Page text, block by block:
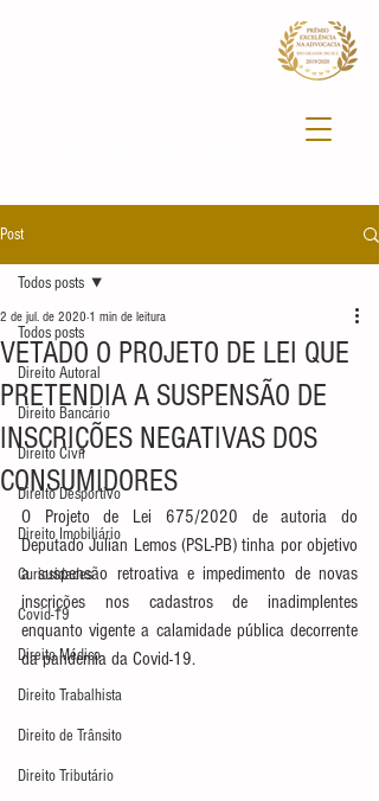
Post
Todos posts
Direito Autoral
Direito Bancário
Direito Civil
Direito Desportivo
Direito Imobiliário
Curiosidades
Covid-19
Direito Médico
Direito Trabalhista
Direito de Trânsito
Direito Tributário
Todos posts
VETADO O PROJETO DE LEI QUE
PRETENDIA A SUSPENSÃO DE
INSCRIÇÕES NEGATIVAS DOS
CONSUMIDORES
2 de jul. de 2020 1 min de leitura
O Projeto de Lei 675/2020 de autoria do
Deputado Julian Lemos (PSL-PB) tinha por objetivo
a suspensão retroativa e impedimento de novas
inscrições nos cadastros de inadimplentes
enquanto vigente a calamidade pública decorrente
da pandemia da Covid-19.